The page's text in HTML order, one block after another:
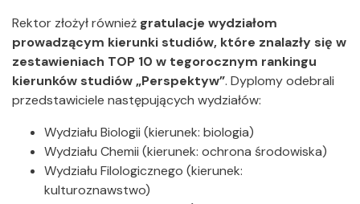
Rektor złożył również gratulacje wydziałom
prowadzącym kierunki studiów, które znalazły się w
zestawieniach TOP 10 w tegorocznym rankingu
kierunków studiów „Perspektyw”. Dyplomy odebrali
przedstawiciele następujących wydziałów:
Wydziału Biologii (kierunek: biologia)
Wydziału Chemii (kierunek: ochrona środowiska)
Wydziału Filologicznego (kierunek:
kulturoznawstwo)